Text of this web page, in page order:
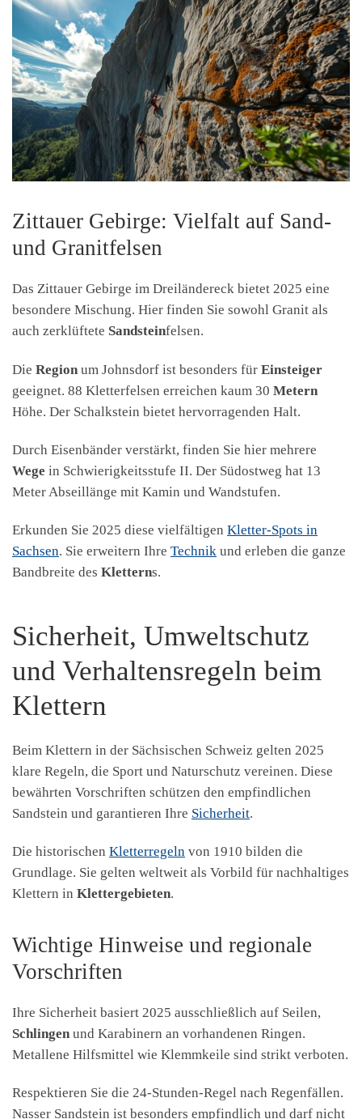
Zittauer Gebirge: Vielfalt auf Sand-
und Granitfelsen
Das Zittauer Gebirge im Dreiländereck bietet 2025 eine
besondere Mischung. Hier finden Sie sowohl Granit als
auch zerklüftete Sandsteinfelsen.
Die Region um Johnsdorf ist besonders für Einsteiger
geeignet. 88 Kletterfelsen erreichen kaum 30 Metern
Höhe. Der Schalkstein bietet hervorragenden Halt.
Durch Eisenbänder verstärkt, finden Sie hier mehrere
Wege in Schwierigkeitsstufe II. Der Südostweg hat 13
Meter Abseillänge mit Kamin und Wandstufen.
Erkunden Sie 2025 diese vielfältigen Kletter-Spots in
Sachsen. Sie erweitern Ihre Technik und erleben die ganze
Bandbreite des Kletterns.
Sicherheit, Umweltschutz
und Verhaltensregeln beim
Klettern
Beim Klettern in der Sächsischen Schweiz gelten 2025
klare Regeln, die Sport und Naturschutz vereinen. Diese
bewährten Vorschriften schützen den empfindlichen
Sandstein und garantieren Ihre Sicherheit.
Die historischen Kletterregeln von 1910 bilden die
Grundlage. Sie gelten weltweit als Vorbild für nachhaltiges
Klettern in Klettergebieten.
Wichtige Hinweise und regionale
Vorschriften
Ihre Sicherheit basiert 2025 ausschließlich auf Seilen,
Schlingen und Karabinern an vorhandenen Ringen.
Metallene Hilfsmittel wie Klemmkeile sind strikt verboten.
Respektieren Sie die 24-Stunden-Regel nach Regenfällen.
Nasser Sandstein ist besonders empfindlich und darf nicht